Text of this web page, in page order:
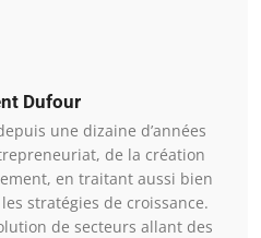
Dufour
une dizaine d’années
de la création
en traitant aussi bien
stratégies de croissance.
de secteurs allant des